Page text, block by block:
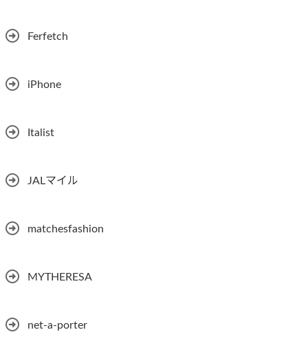
Ferfetch
iPhone
Italist
JALマイル
matchesfashion
MYTHERESA
net-a-porter